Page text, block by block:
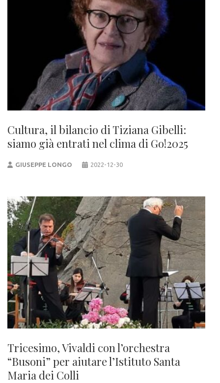
Cultura, il bilancio di Tiziana Gibelli:
siamo già entrati nel clima di Go!2025
GIUSEPPE LONGO 2022-12-30
Tricesimo, Vivaldi con l’orchestra
“Busoni” per aiutare l’Istituto Santa
Maria dei Colli